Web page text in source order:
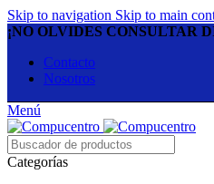
Skip to navigation Skip to main
¡NO OLVIDES CONSULTAR
Contacto
Nosotros
Menú
Categorías